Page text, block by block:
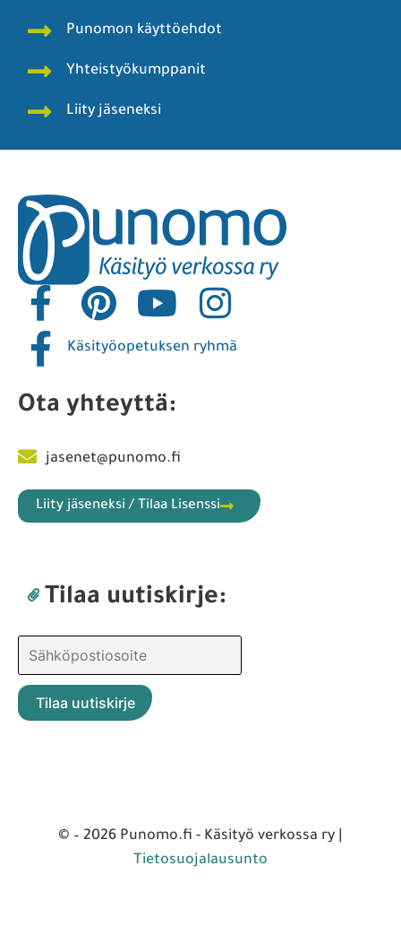
Punomon käyttöehdot
Yhteistyökumppanit
Liity jäseneksi
Käsityöopetuksen ryhmä
Ota yhteyttä:
jasenet@punomo.fi
Liity jäseneksi / Tilaa Lisenssi
Tilaa uutiskirje:
© – 2026 Punomo.fi - Käsityö verkossa ry |
Tietosuojalausunto